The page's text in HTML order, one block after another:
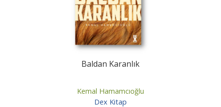
Baldan Karanlık
Kemal Hamamcıoğlu
Dex Kitap